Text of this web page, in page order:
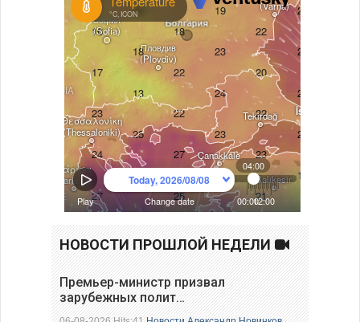
НОВОСТИ ПРОШЛОЙ НЕДЕЛИ
Премьер-министр призвал
зарубежных полит…